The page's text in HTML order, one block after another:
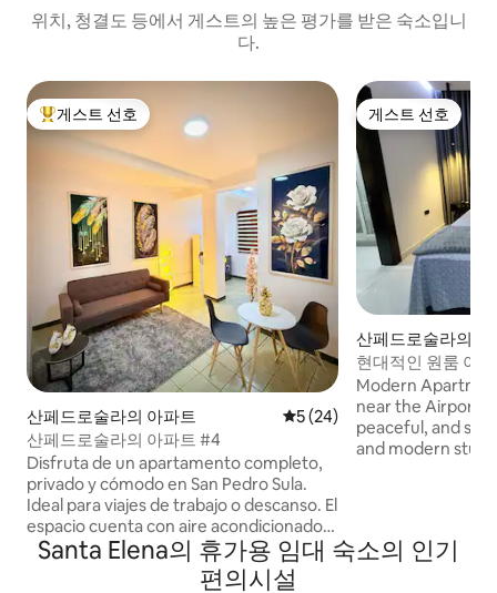
위치, 청결도 등에서 게스트의 높은 평가를 받은 숙소입니
다.
상위 게스트 선호
게스트 선호
산페드로술라의 아파트 평점 5점(5점 만점), 후기 24
5 (24)
산페드로술라의 아파트 #4
Disfruta de un apartamento completo,
privado y cómodo en San Pedro Sula.
Ideal para viajes de trabajo o descanso. El
espacio cuenta con aire acondicionado,
WiFi rápido, cocina equipada y
게스트 선호
게스트 선호
산페드로술라의
현대적인 원룸 아
Modern
near the Airport Enjoy a comfortable,
peaceful, and
and modern
18 minutes away
Santa Elena의 휴가용 임대 숙소의 인기
편의시설